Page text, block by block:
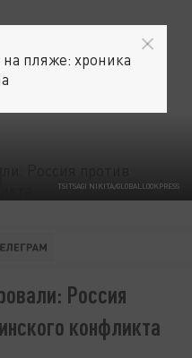
TSITSAGI NIKITA/GLOBALLOOKPRESS
Россия
конфликта
пляже: хроника